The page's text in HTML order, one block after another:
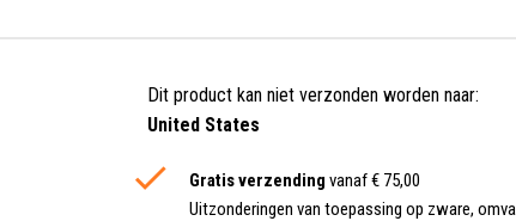
Dit product kan niet verzonden worden naar:
United States
Gratis verzending vanaf € 75,00
Uitzonderingen van toepassing op zware,